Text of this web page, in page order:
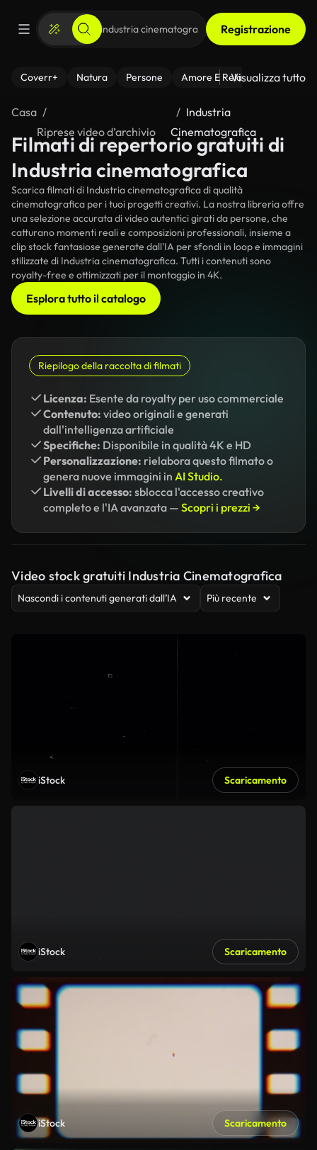
Registrazione
Coverr+ Natura Persone Amore E Relazioni Il
Visualizza tutto
Casa
Riprese video d’archivio
Industria
Cinematografica
Filmati di repertorio gratuiti di
Industria cinematografica
Scarica filmati di Industria cinematografica di qualità
cinematografica per i tuoi progetti creativi. La nostra libreria offre
una selezione accurata di video autentici girati da persone, che
catturano momenti reali e composizioni professionali, insieme a
clip stock fantasiose generate dall'IA per sfondi in loop e immagini
stilizzate di Industria cinematografica. Tutti i contenuti sono
royalty-free e ottimizzati per il montaggio in 4K.
Esplora tutto il catalogo
Riepilogo della raccolta di filmati
Licenza: Esente da royalty per uso commerciale
Contenuto: video originali e generati
dall'intelligenza artificiale
Specifiche: Disponibile in qualità 4K e HD
Personalizzazione: rielabora questo filmato o
genera nuove immagini in AI Studio.
Livelli di accesso: sblocca l'accesso creativo
completo e l'IA avanzata — Scopri i prezzi →
Video stock gratuiti Industria Cinematografica
Nascondi i contenuti generati dall’IA Più recente
iStock Scaricamento
iStock Scaricamento
iStock Scaricamento